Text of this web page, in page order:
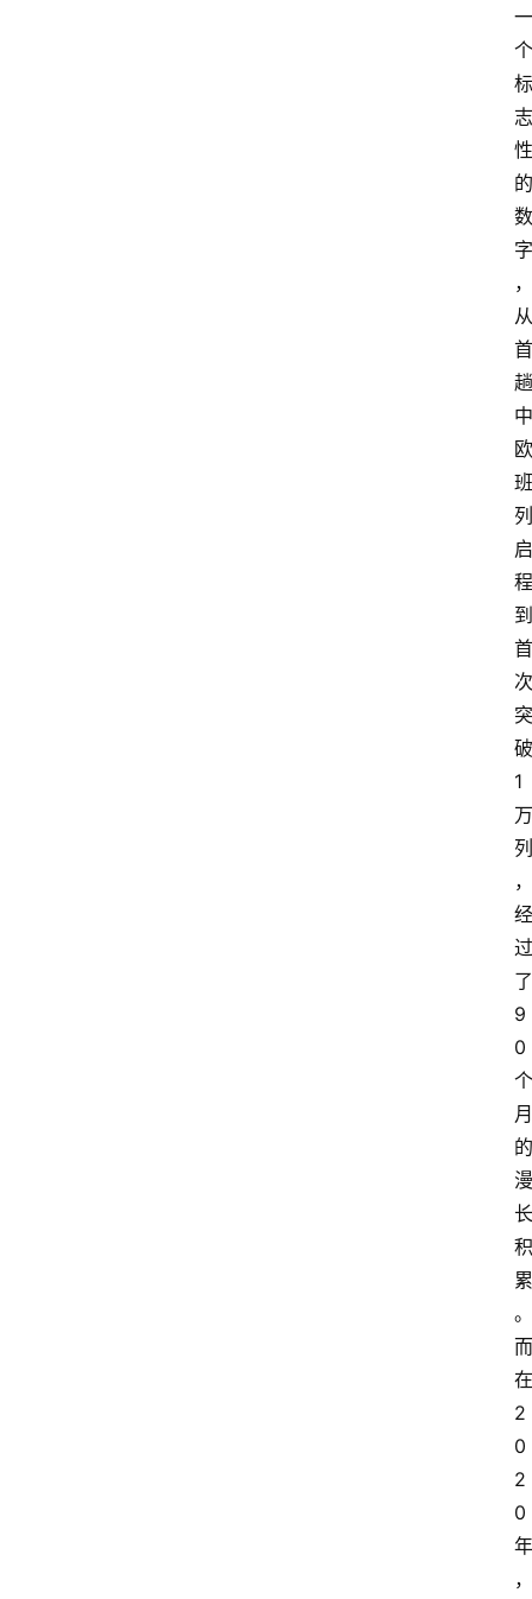
一
个
标
志
性
的
数
字
，
从
首
趟
中
欧
班
列
启
程
到
首
次
突
破
1
万
列
，
经
过
了
9
0
个
月
的
漫
长
积
累
。
而
在
2
0
2
0
年
，